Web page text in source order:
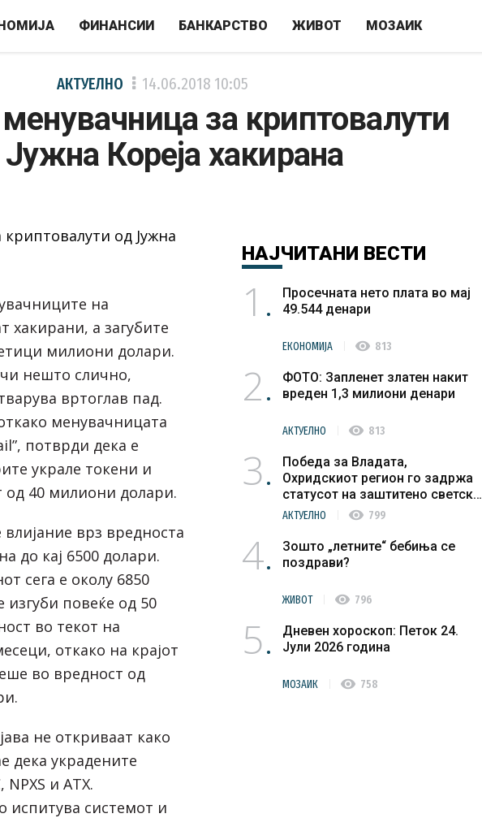
ФИНАНСИИ БАНКАРСТВО ЖИВОТ МОЗАИК
АКТУЕЛНО 14.06.2018 10:05
за криптовалути
Кореја хакирана
на
хакирани, а загубите
милиони долари.
нешто слично,
вртоглав пад.
менувачницата
потврди дека е
украле токени и
од 40 милиони долари.
врз вредноста
до кај 6500 долари.
сега е околу 6850
изгуби повеќе од 50
во текот на
откако на крајот
во вредност од
не откриваат како
дека украдените
NPXS и ATX.
испитува системот и
НАЈЧИТАНИ ВЕСТИ
1
Просечната нето плата во мај
49.544 денари
ЕКОНОМИЈА visibility 813
2
ФОТО: Запленет златен накит
вреден 1,3 милиони денари
АКТУЕЛНО visibility 813
3
Победа за Владата,
Охридскиот регион го задржа
статусот на заштитено светско
културно наследство
АКТУЕЛНО visibility 799
4
Зошто „летните“ бебиња се
поздрави?
ЖИВОТ visibility 796
5
Дневен хороскоп: Петок 24.
Јули 2026 година
МОЗАИК visibility 758